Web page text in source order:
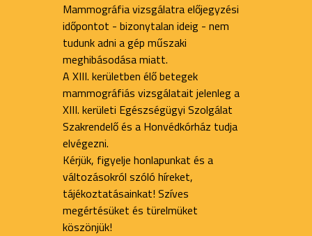
Mammográfia vizsgálatra előjegyzési
időpontot - bizonytalan ideig - nem
tudunk adni a gép műszaki
meghibásodása miatt.
A XIII. kerületben élő betegek
mammográfiás vizsgálatait jelenleg a
XIII. kerületi Egészségügyi Szolgálat
Szakrendelő és a Honvédkórház tudja
elvégezni.
Kérjük, figyelje honlapunkat és a
változásokról szóló híreket,
tájékoztatásainkat! Szíves
megértésüket és türelmüket
köszönjük!